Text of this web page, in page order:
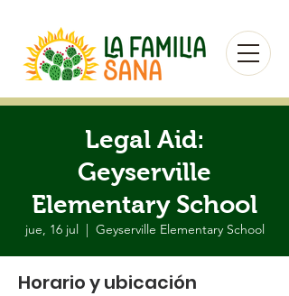
Legal Aid:
Geyserville
Elementary School
jue, 16 jul
  |
Geyserville Elementary School
Horario y ubicación